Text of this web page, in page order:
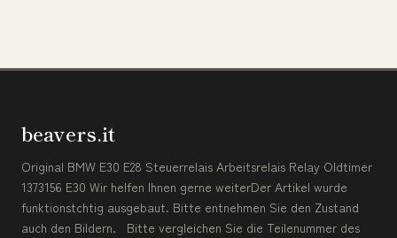
beavers.it
Original BMW E30 E28 Steuerrelais Arbeitsrelais Relay Oldtimer
1373156 E30 Wir helfen Ihnen gerne weiterDer Artikel wurde
funktionstchtig ausgebaut. Bitte entnehmen Sie den Zustand
auch den Bildern. Bitte vergleichen Sie die Teilenummer des